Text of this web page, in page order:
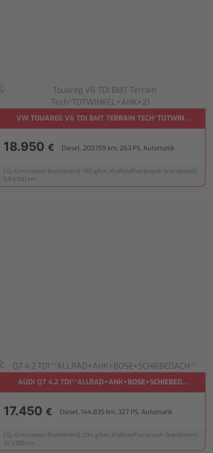
VW TOUAREG V6 TDI BMT TERRAIN
18.950 € Diesel, 203.159 km, 263 PS, Automatik
CO₂-Emissionen (kombiniert): 180 g/km, Kraftstoffverbrauch (kombiniert):
6,9 l/100 km
AUDI Q7 4.2 TDI**ALLRAD+AHK+BOSE+SCHIEBEDACH**
17.450 € Diesel, 144.835 km, 327 PS, Automatik
CO₂-Emissionen (kombiniert): 294 g/km, Kraftstoffverbrauch (kombiniert):
11,1 l/100 km